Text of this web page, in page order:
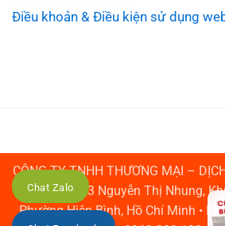
Chat Zalo
Điều khoản & Điều kiện sử dụng
CÔNG TY TNHH THƯƠNG MẠI –
• Địa chỉ: 103 Nguyễn Thị Nhung,
Phường Hiệp Bình, Hồ Chí Minh •